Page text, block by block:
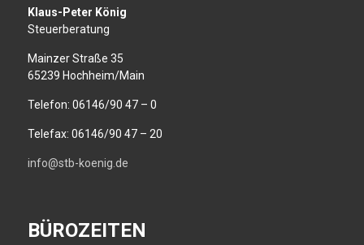
Klaus-Peter König
Steuerberatung
Mainzer Straße 35
65239 Hochheim/Main
Telefon: 06146/90 47 – 0
Telefax: 06146/90 47 – 20
info@stb-koenig.de
BÜROZEITEN